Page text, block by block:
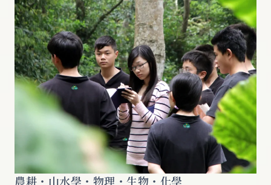
農耕・山水學・物理・生物・化學